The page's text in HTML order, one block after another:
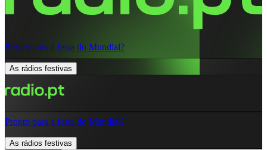
Pronto para a festa do Mundial?
As rádios festivas
Pronto para a festa do Mundial?
As rádios festivas